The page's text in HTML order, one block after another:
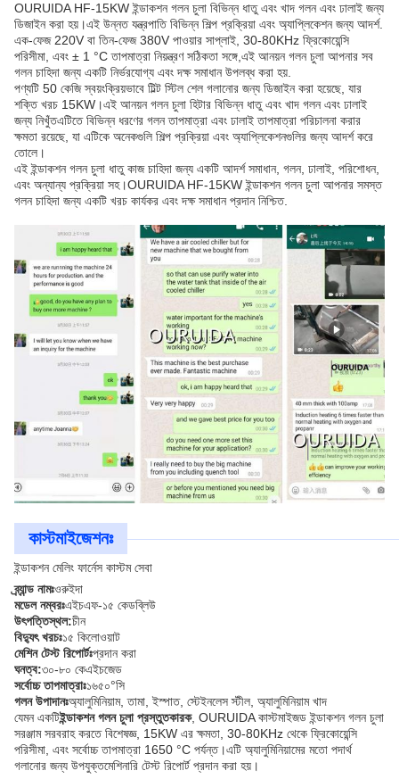
OURUIDA HF-15KW ইন্ডাকশন গলন চুলা বিভিন্ন ধাতু এবং খাদ গলন এবং ঢালাই জন্য
ডিজাইন করা হয়।এই উন্নত যন্ত্রপাতি বিভিন্ন শিল্প প্রক্রিয়া এবং অ্যাপ্লিকেশন জন্য আদর্শ.
এক-ফেজ 220V বা তিন-ফেজ 380V পাওয়ার সাপ্লাই, 30-80KHz ফ্রিকোয়েন্সি
পরিসীমা, এবং ± 1 °C তাপমাত্রা নিয়ন্ত্রণ সঠিকতা সঙ্গে,এই আনয়ন গলন চুলা আপনার সব
গলন চাহিদা জন্য একটি নির্ভরযোগ্য এবং দক্ষ সমাধান উপলব্ধ করা হয়.
পণ্যটি 50 কেজি স্বয়ংক্রিয়ভাবে টিল্ট স্টিল শেল গলানোর জন্য ডিজাইন করা হয়েছে, যার
শক্তি খরচ 15KW।এই আনয়ন গলন চুলা হিটার বিভিন্ন ধাতু এবং খাদ গলন এবং ঢালাই
জন্য নিখুঁতএটিতে বিভিন্ন ধরণের গলন তাপমাত্রা এবং ঢালাই তাপমাত্রা পরিচালনা করার
ক্ষমতা রয়েছে, যা এটিকে অনেকগুলি শিল্প প্রক্রিয়া এবং অ্যাপ্লিকেশনগুলির জন্য আদর্শ করে
তোলে।
এই ইন্ডাকশন গলন চুলা ধাতু কাজ চাহিদা জন্য একটি আদর্শ সমাধান, গলন, ঢালাই, পরিশোধন,
এবং অন্যান্য প্রক্রিয়া সহ।OURUIDA HF-15KW ইন্ডাকশন গলন চুলা আপনার সমস্ত
গলন চাহিদা জন্য একটি খরচ কার্যকর এবং দক্ষ সমাধান প্রদান নিশ্চিত.
কাস্টমাইজেশনঃ
ইন্ডাকশন মেলিং ফার্নেস কাস্টম সেবা
ব্র্যান্ড নামঃওরুইদা
মডেল নম্বরঃএইচএফ-১৫ কেডব্লিউ
উৎপত্তিস্থল:চীন
বিদ্যুৎ খরচঃ১৫ কিলোওয়াট
মেশিন টেস্ট রিপোর্টঃপ্রদান করা
ঘনত্ব:৩০-৮০ কেএইচজেড
সর্বোচ্চ তাপমাত্রাঃ১৬৫০°সি
গলন উপাদানঃঅ্যালুমিনিয়াম, তামা, ইস্পাত, স্টেইনলেস স্টীল, অ্যালুমিনিয়াম খাদ
যেমন একটিইন্ডাকশন গলন চুলা প্রস্তুতকারক, OURUIDA কাস্টমাইজড ইন্ডাকশন গলন চুলা
সরঞ্জাম সরবরাহ করতে বিশেষজ্ঞ, 15KW এর ক্ষমতা, 30-80KHz থেকে ফ্রিকোয়েন্সি
পরিসীমা, এবং সর্বোচ্চ তাপমাত্রা 1650 °C পর্যন্ত।এটি অ্যালুমিনিয়ামের মতো পদার্থ
গলানোর জন্য উপযুক্তমেশিনারি টেস্ট রিপোর্ট প্রদান করা হয়।